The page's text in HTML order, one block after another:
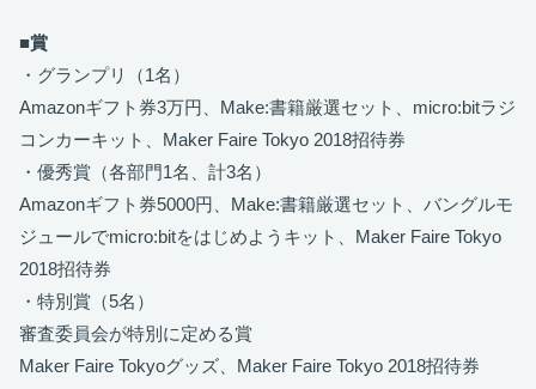
■賞
・グランプリ（1名）
Amazonギフト券3万円、Make:書籍厳選セット、micro:bitラジ
コンカーキット、Maker Faire Tokyo 2018招待券
・優秀賞（各部門1名、計3名）
Amazonギフト券5000円、Make:書籍厳選セット、バングルモ
ジュールでmicro:bitをはじめようキット、Maker Faire Tokyo
2018招待券
・特別賞（5名）
審査委員会が特別に定める賞
Maker Faire Tokyoグッズ、Maker Faire Tokyo 2018招待券